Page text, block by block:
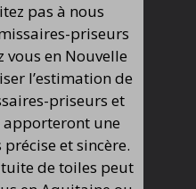
pas à nous
priseurs
vous en Nouvelle
l’estimation de
priseurs et
apporteront une
et sincère.
de toiles peut